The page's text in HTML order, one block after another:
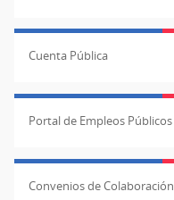
Cuenta Pública
Portal de Empleos Públicos
Convenios de Colaboración